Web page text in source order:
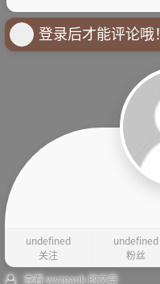
登录后才能评论哦！
undefined
关注
undefined
粉丝
查看 wszgank 的文章